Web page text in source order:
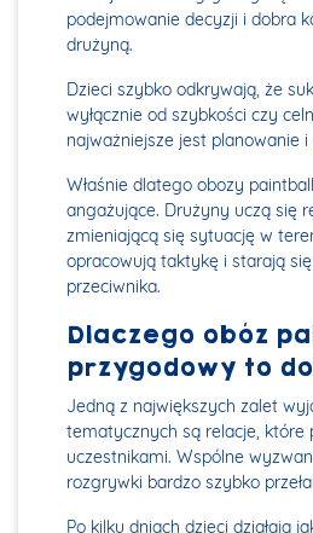
podejmowanie decyzji i dobra
drużyną.
Dzieci szybko odkrywają, że
wyłącznie od szybkości czy
najważniejsze jest planowanie i
Właśnie dlatego obozy
angażujące. Drużyny uczą się
zmieniającą się sytuację w
opracowują taktykę i starają
przeciwnika.
Dlaczego obóz
przygodowy to
Jedną z największych zalet
tematycznych są relacje, które
uczestnikami. Wspólne
rozgrywki bardzo szybko
Po kilku dniach dzieci działają